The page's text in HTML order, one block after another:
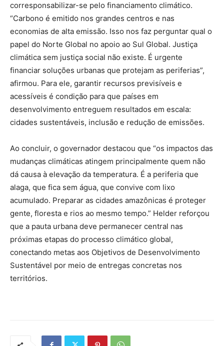
corresponsabilizar-se pelo financiamento climático.
“Carbono é emitido nos grandes centros e nas
economias de alta emissão. Isso nos faz perguntar qual o
papel do Norte Global no apoio ao Sul Global. Justiça
climática sem justiça social não existe. É urgente
financiar soluções urbanas que protejam as periferias”,
afirmou. Para ele, garantir recursos previsíveis e
acessíveis é condição para que países em
desenvolvimento entreguem resultados em escala:
cidades sustentáveis, inclusão e redução de emissões.
Ao concluir, o governador destacou que “os impactos das
mudanças climáticas atingem principalmente quem não
dá causa à elevação da temperatura. É a periferia que
alaga, que fica sem água, que convive com lixo
acumulado. Preparar as cidades amazônicas é proteger
gente, floresta e rios ao mesmo tempo.” Helder reforçou
que a pauta urbana deve permanecer central nas
próximas etapas do processo climático global,
conectando metas aos Objetivos de Desenvolvimento
Sustentável por meio de entregas concretas nos
territórios.